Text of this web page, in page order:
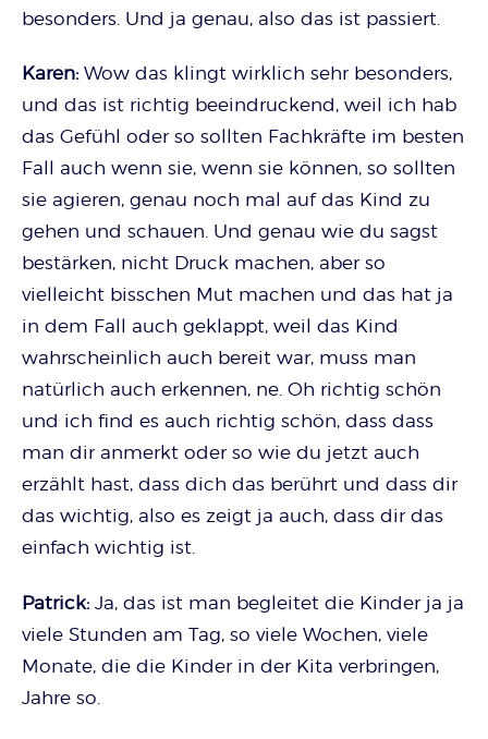
besonders. Und ja genau, also das ist passiert.
Karen: Wow das klingt wirklich sehr besonders,
und das ist richtig beeindruckend, weil ich hab
das Gefühl oder so sollten Fachkräfte im besten
Fall auch wenn sie, wenn sie können, so sollten
sie agieren, genau noch mal auf das Kind zu
gehen und schauen. Und genau wie du sagst
bestärken, nicht Druck machen, aber so
vielleicht bisschen Mut machen und das hat ja
in dem Fall auch geklappt, weil das Kind
wahrscheinlich auch bereit war, muss man
natürlich auch erkennen, ne. Oh richtig schön
und ich find es auch richtig schön, dass dass
man dir anmerkt oder so wie du jetzt auch
erzählt hast, dass dich das berührt und dass dir
das wichtig, also es zeigt ja auch, dass dir das
einfach wichtig ist.
Patrick: Ja, das ist man begleitet die Kinder ja ja
viele Stunden am Tag, so viele Wochen, viele
Monate, die die Kinder in der Kita verbringen,
Jahre so.